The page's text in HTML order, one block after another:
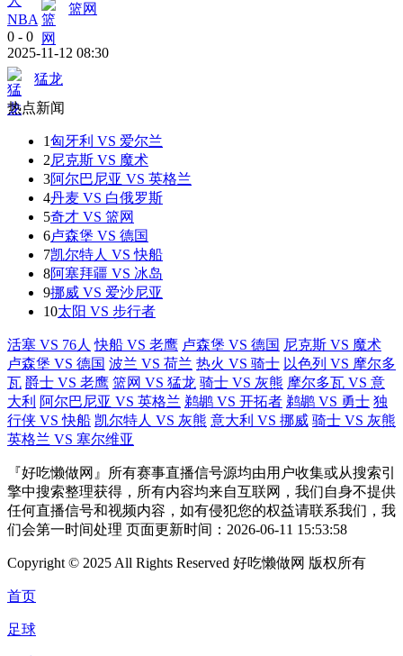
NBA
篮网
0 - 0
2025-11-12 08:30
猛龙
热点新闻
1匈牙利 VS 爱尔兰
2尼克斯 VS 魔术
3阿尔巴尼亚 VS 英格兰
4丹麦 VS 白俄罗斯
5奇才 VS 篮网
6卢森堡 VS 德国
7凯尔特人 VS 快船
8阿塞拜疆 VS 冰岛
9挪威 VS 爱沙尼亚
10太阳 VS 步行者
活塞 VS 76人 快船 VS 老鹰 卢森堡 VS 德国 尼克斯 VS 魔术
卢森堡 VS 德国 波兰 VS 荷兰 热火 VS 骑士 以色列 VS 摩尔多
瓦 爵士 VS 老鹰 篮网 VS 猛龙 骑士 VS 灰熊 摩尔多瓦 VS 意
大利 阿尔巴尼亚 VS 英格兰 鹈鹕 VS 开拓者 鹈鹕 VS 勇士 独
行侠 VS 快船 凯尔特人 VS 灰熊 意大利 VS 挪威 骑士 VS 灰熊
英格兰 VS 塞尔维亚
『好吃懒做网』所有赛事直播信号源均由用户收集或从搜索引
擎中搜索整理获得，所有内容均来自互联网，我们自身不提供
任何直播信号和视频内容，如有侵犯您的权益请联系我们，我
们会第一时间处理 页面更新时间：2026-06-11 15:53:58
Copyright © 2025 All Rights Reserved 好吃懒做网 版权所有
首页
足球